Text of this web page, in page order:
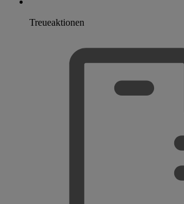
Treueaktionen